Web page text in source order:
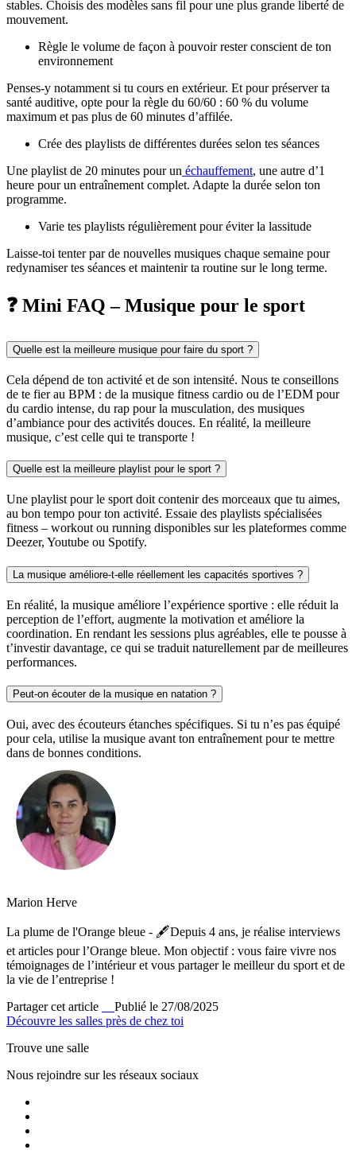
stables. Choisis des modèles sans fil pour une plus grande liberté de
mouvement.
Règle le volume de façon à pouvoir rester conscient de ton
environnement
Penses-y notamment si tu cours en extérieur. Et pour préserver ta
santé auditive, opte pour la règle du 60/60 : 60 % du volume
maximum et pas plus de 60 minutes d’affilée.
Crée des playlists de différentes durées selon tes séances
Une playlist de 20 minutes pour un échauffement, une autre d’1
heure pour un entraînement complet. Adapte la durée selon ton
programme.
Varie tes playlists régulièrement pour éviter la lassitude
Laisse-toi tenter par de nouvelles musiques chaque semaine pour
redynamiser tes séances et maintenir ta routine sur le long terme.
❓ Mini FAQ – Musique pour le sport
Quelle est la meilleure musique pour faire du sport ?
Cela dépend de ton activité et de son intensité. Nous te conseillons
de te fier au BPM : de la musique fitness cardio ou de l’EDM pour
du cardio intense, du rap pour la musculation, des musiques
d’ambiance pour des activités douces. En réalité, la meilleure
musique, c’est celle qui te transporte !
Quelle est la meilleure playlist pour le sport ?
Une playlist pour le sport doit contenir des morceaux que tu aimes,
au bon tempo pour ton activité. Essaie des playlists spécialisées
fitness – workout ou running disponibles sur les plateformes comme
Deezer, Youtube ou Spotify.
La musique améliore-t-elle réellement les capacités sportives ?
En réalité, la musique améliore l’expérience sportive : elle réduit la
perception de l’effort, augmente la motivation et améliore la
coordination. En rendant les sessions plus agréables, elle te pousse à
t’investir davantage, ce qui se traduit naturellement par de meilleures
performances.
Peut-on écouter de la musique en natation ?
Oui, avec des écouteurs étanches spécifiques. Si tu n’es pas équipé
pour cela, utilise la musique avant ton entraînement pour te mettre
dans de bonnes conditions.
Marion Herve
La plume de l'Orange bleue - 🖋️Depuis 4 ans, je réalise interviews
et articles pour l’Orange bleue. Mon objectif : vous faire vivre nos
témoignages de l’intérieur et vous partager le meilleur du sport et de
la vie de l’entreprise !
Partager cet article
Publié le 27/08/2025
Découvre les salles près de chez toi
Trouve une salle
Nous rejoindre sur les réseaux sociaux